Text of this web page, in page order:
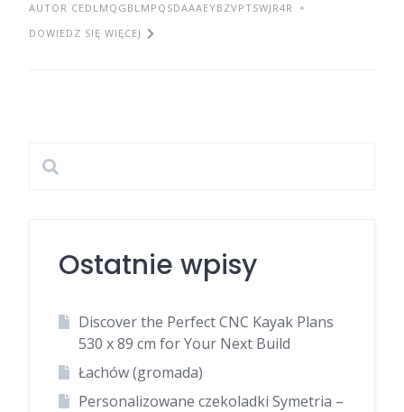
AUTOR CEDLMQGBLMPQSDAAAEYBZVPTSWJR4R
DOWIEDZ SIĘ WIĘCEJ
Ostatnie wpisy
Discover the Perfect CNC Kayak Plans
530 x 89 cm for Your Next Build
Łachów (gromada)
Personalizowane czekoladki Symetria –